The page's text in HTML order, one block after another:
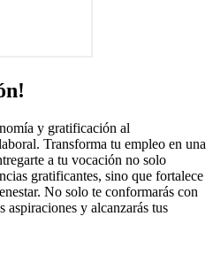
y gratificación al
Transforma tu empleo en una
a tu vocación no solo
gratificantes, sino que fortalece
No solo te conformarás con
aspiraciones y alcanzarás tus